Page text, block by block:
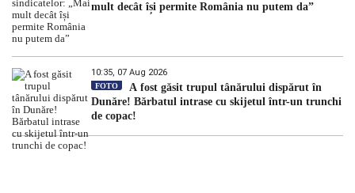
mult decât își permite România nu putem da”
10:35, 07 Aug 2026
FOTO
A fost găsit trupul tânărului dispărut în
Dunăre! Bărbatul intrase cu skijetul într-un trunchi
de copac!